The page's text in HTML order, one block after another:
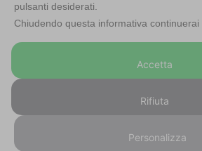
Antica Cappelleria Troncarelli s.r.l. a socio
Codice Fiscale, Iscrizione registro imprese
IVA: 05803741007
Capitale sociale: € 10.000,00 int. versato
2026 – Antica Cappelleria Troncarelli
pulsanti desiderati.
Chiudendo questa informativa continuerai
Accetta
Rifiuta
Personalizza